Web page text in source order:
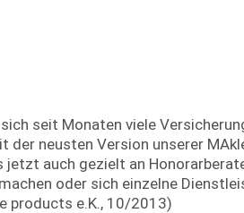
seit Monaten viele
der neusten Version unserer
jetzt auch gezielt an
oder sich einzelne
products e.K., 10/2013)